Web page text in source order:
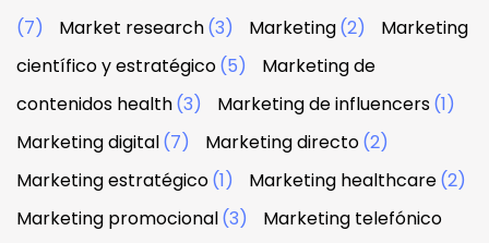
(7)
Market research(3) Marketing(2)
Marketing
científico y estratégico(5)
Marketing de
contenidos health(3) Marketing de influencers(1)
Marketing digital(7) Marketing directo(2)
Marketing estratégico(1) Marketing healthcare(2)
Marketing promocional(3)
Marketing telefónico